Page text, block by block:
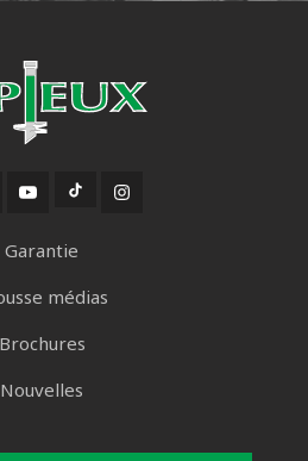
Garantie
médias
Brochures
Nouvelles